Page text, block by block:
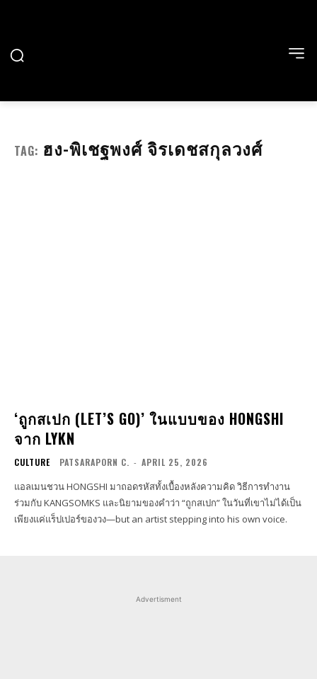
TAG: ฮง-พิเชฐพงศ์ จิรเดชสกุลวงศ์
‘ถูกสเปก (LET’S GO)’ ในแบบของ HONGSHI
จาก LYKN
CULTURE PATSARAPORN C. - APRIL 25, 2026
แอลเมนชวน HONGSHI มาถอดรหัสทั้งเบื้องหลังความคิด วิธีการทำงาน
ร่วมกับ KANGSOMKS และนิยามของคำว่า “ถูกสเปก” ในวันที่เขาไม่ได้เป็น
เพียงแค่แร็ปเปอร์ของวง—but an artist stepping into his own voice.
Advertisment